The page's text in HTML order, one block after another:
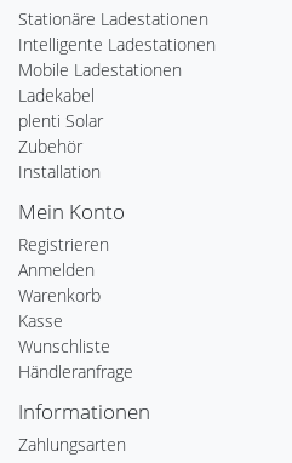
Stationäre Ladestationen
Intelligente Ladestationen
Mobile Ladestationen
Ladekabel
plenti Solar
Zubehör
Installation
Mein Konto
Registrieren
Anmelden
Warenkorb
Kasse
Wunschliste
Händleranfrage
Informationen
Zahlungsarten